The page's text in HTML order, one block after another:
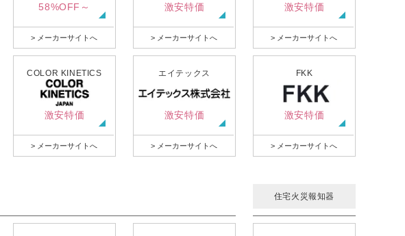
58%OFF～
> メーカーサイトへ
激安特価
> メーカーサイトへ
激安特価
> メーカーサイトへ
COLOR KINETICS
激安特価
> メーカーサイトへ
エイテックス
激安特価
> メーカーサイトへ
FKK
激安特価
> メーカーサイトへ
住宅火災報知器